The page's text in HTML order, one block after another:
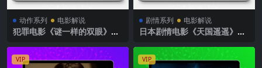
动作系列 电影解说
犯罪电影《谜一样的双眼》解
剧情系列 电影解说
日本剧情电影《天国遥遥》解
VIP VIP